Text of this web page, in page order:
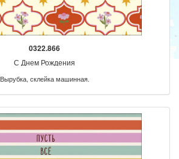
0322.866
С Днем Рождения
Вырубка, склейка машинная.